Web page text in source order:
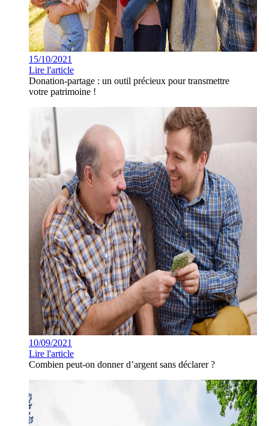
15/10/2021
Lire l'article
Donation-partage : un outil précieux pour transmettre
votre patrimoine !
10/09/2021
Lire l'article
Combien peut-on donner d’argent sans déclarer ?